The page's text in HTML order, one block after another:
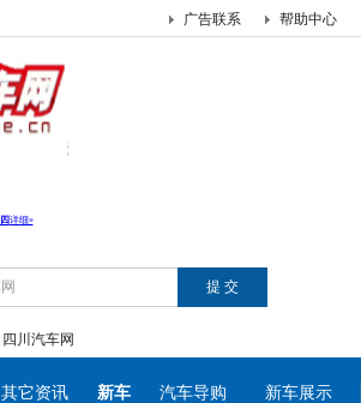
帮助中心
广告联系
四川汽车网
其它资讯 新车 汽车导购 新车展示